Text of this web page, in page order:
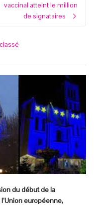
vaccinal atteint le million
de signataires
du début de la
européenne,